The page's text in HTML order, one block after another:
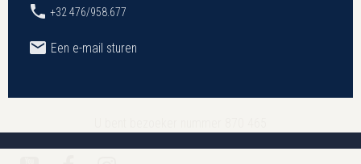
+32 476/958.677
Een e-mail sturen